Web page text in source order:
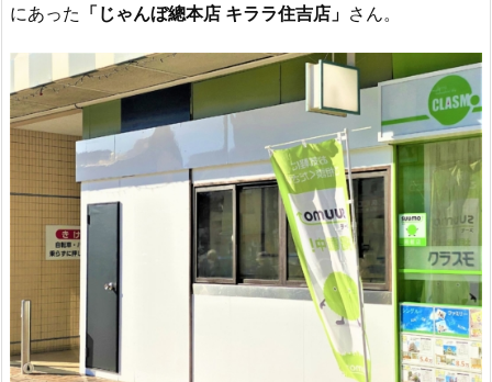
にあった 「じゃんぼ總本店 キララ住吉店」 さん。